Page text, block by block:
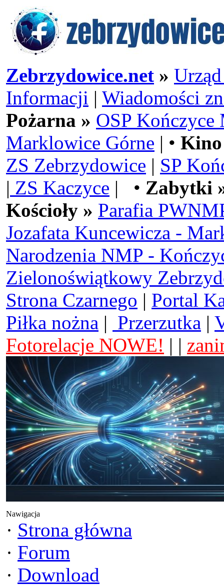
Zebrzydowice.net »
Informacji | Wiadomości
Pożarna » OSP Kończyce
Marklowice Górne | •
ZS Zebrzydowice | SP
| ZS Kaczyce | • Zabytki
Kościoły » Parafia
Jozafata Kuncewicza -
Narodzenia NMP -
Zielonoświątkowy
Strona Czarnego | Portal
Piłka nożna | Przerzutka |
Fotorelacje NOWE! | |
Nawigacja
· Strona główna
· Forum
· Download